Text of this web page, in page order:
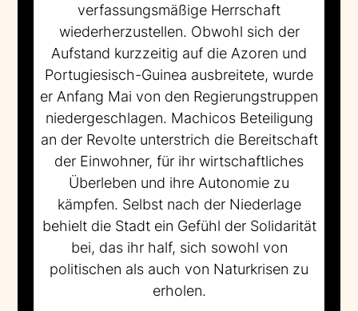
verfassungsmäßige Herrschaft
wiederherzustellen. Obwohl sich der
Aufstand kurzzeitig auf die Azoren und
Portugiesisch-Guinea ausbreitete, wurde
er Anfang Mai von den Regierungstruppen
niedergeschlagen. Machicos Beteiligung
an der Revolte unterstrich die Bereitschaft
der Einwohner, für ihr wirtschaftliches
Überleben und ihre Autonomie zu
kämpfen. Selbst nach der Niederlage
behielt die Stadt ein Gefühl der Solidarität
bei, das ihr half, sich sowohl von
politischen als auch von Naturkrisen zu
erholen.